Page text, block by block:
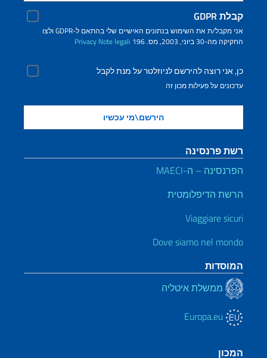
קבלת GDPR
אני מקבל/ת את השימוש בנתונים האישיים שלי בהתאם ל-GDPR ולצו
החקיקה מה-30 ביוני, 2003, מס. 196
Privacy Note legali
כן, אני רוצה להירשם לניוזלטר על מנת לקבל
עדכונים על פעילות מכון זה
רשת פרנסינה
הפרנסינה – ה-MAECI
הרשת הדיפלומטית
Viaggiare sicuri
Dove siamo nel mondo
המוסדות
ממשלת איטליה
המכון